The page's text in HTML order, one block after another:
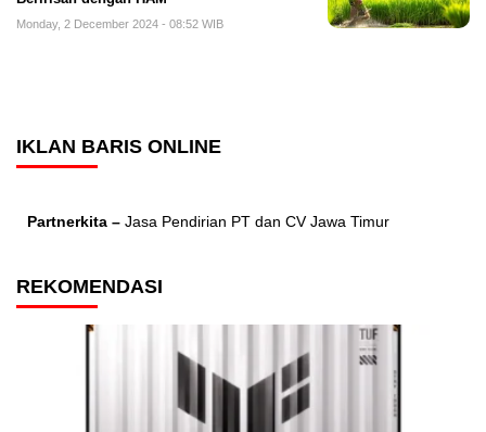
Monday, 2 December 2024 - 08:52 WIB
IKLAN BARIS ONLINE
Partnerkita – Jasa Pendirian PT dan CV Jawa Timur
REKOMENDASI